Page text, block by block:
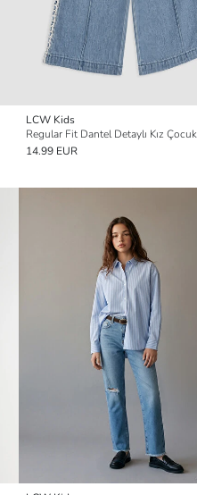
LCW Kids
14.99 EUR